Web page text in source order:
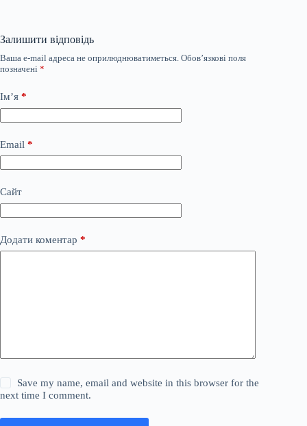
Залишити відповідь
Ваша e-mail адреса не оприлюднюватиметься. Обов’язкові поля
позначені *
Ім’я *
Email *
Сайт
Додати коментар *
Save my name, email and website in this browser for the
next time I comment.